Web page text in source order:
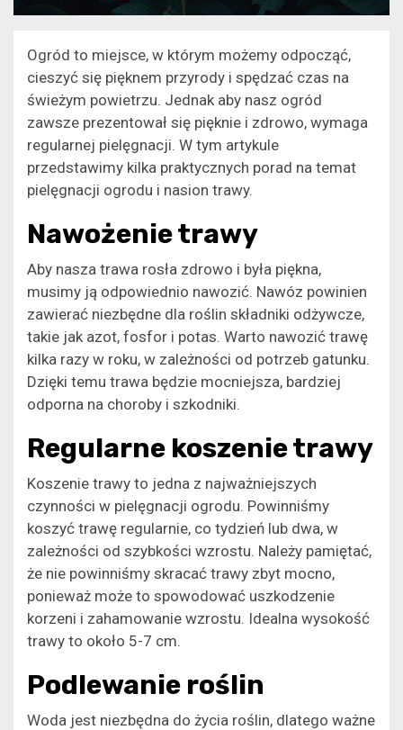
Ogród to miejsce, w którym możemy odpocząć,
cieszyć się pięknem przyrody i spędzać czas na
świeżym powietrzu. Jednak aby nasz ogród
zawsze prezentował się pięknie i zdrowo, wymaga
regularnej pielęgnacji. W tym artykule
przedstawimy kilka praktycznych porad na temat
pielęgnacji ogrodu i nasion trawy.
Nawożenie trawy
Aby nasza trawa rosła zdrowo i była piękna,
musimy ją odpowiednio nawozić. Nawóz powinien
zawierać niezbędne dla roślin składniki odżywcze,
takie jak azot, fosfor i potas. Warto nawozić trawę
kilka razy w roku, w zależności od potrzeb gatunku.
Dzięki temu trawa będzie mocniejsza, bardziej
odporna na choroby i szkodniki.
Regularne koszenie trawy
Koszenie trawy to jedna z najważniejszych
czynności w pielęgnacji ogrodu. Powinniśmy
koszyć trawę regularnie, co tydzień lub dwa, w
zależności od szybkości wzrostu. Należy pamiętać,
że nie powinniśmy skracać trawy zbyt mocno,
ponieważ może to spowodować uszkodzenie
korzeni i zahamowanie wzrostu. Idealna wysokość
trawy to około 5-7 cm.
Podlewanie roślin
Woda jest niezbędna do życia roślin, dlatego ważne